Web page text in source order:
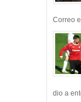
Correo
dio a